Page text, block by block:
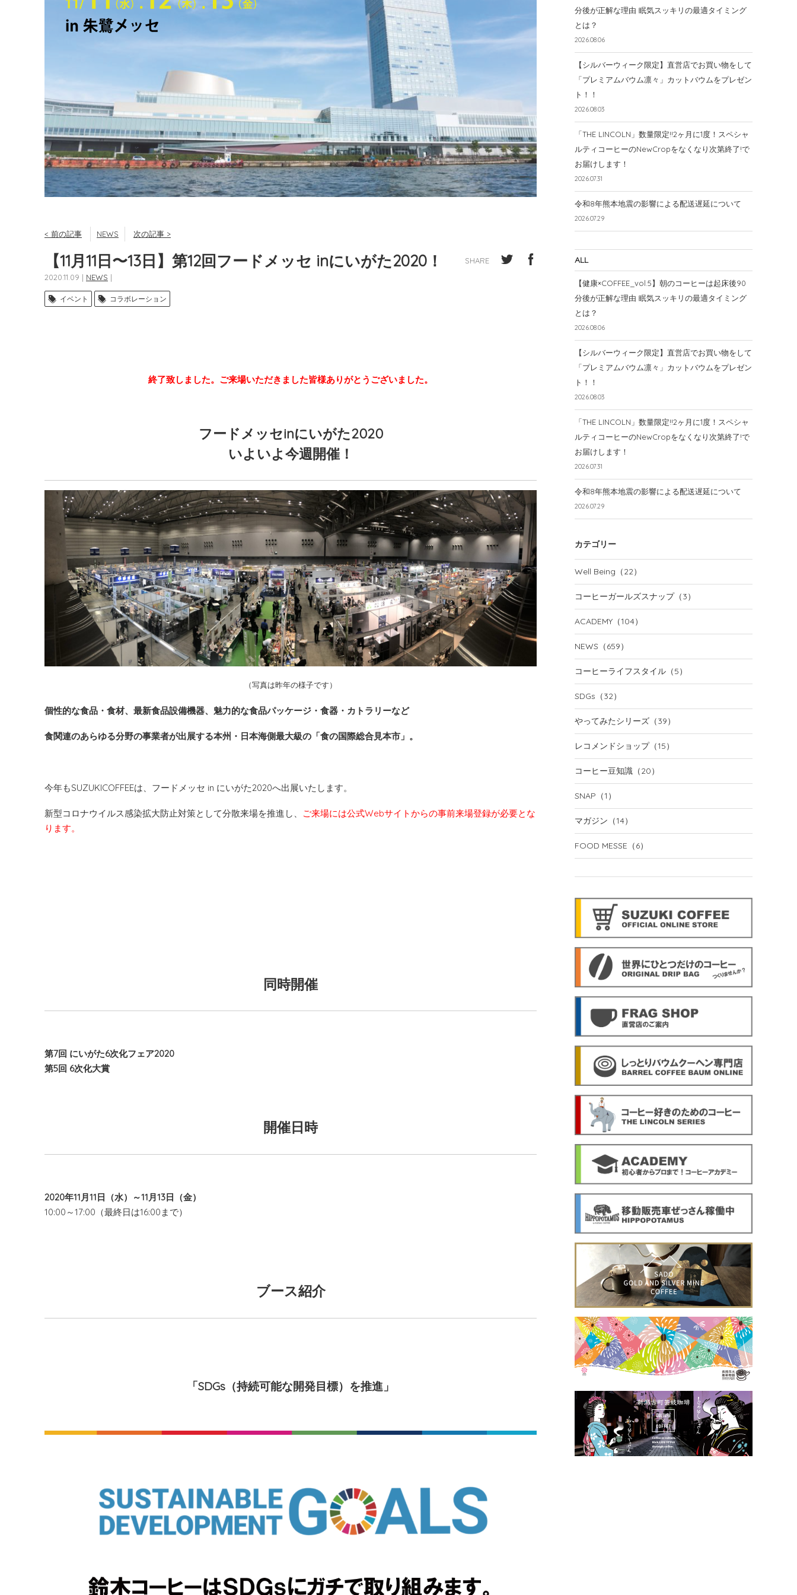
< 前の記事 NEWS 次の記事 >
【11月11日〜13日】第12回フードメッセ inにいがた2020！
2020.11.09 | NEWS |
SHARE
イベント コラボレーション
終了致しました。ご来場いただきました皆様ありがとうございました。
フードメッセinにいがた2020
いよいよ今週開催！
（写真は昨年の様子です）
個性的な食品・食材、最新食品設備機器、魅力的な食品パッケージ・食器・カトラリーなど
食関連のあらゆる分野の事業者が出展する本州・日本海側最大級の「食の国際総合見本市」。
今年もSUZUKICOFFEEは、フードメッセ in にいがた2020へ出展いたします。
新型コロナウイルス感染拡大防止対策として分散来場を推進し、
ご来場には公式Webサイトからの事前来場登録が必要とな
ります。
同時開催
第7回 にいがた6次化フェア2020
第5回 6次化大賞
開催日時
2020年11月11日（水）～11月13日（金）
10:00～17:00（最終日は16:00まで）
ブース紹介
「SDGs（持続可能な開発目標）を推進」
分後が正解な理由 眠気スッキリの最適タイミング
とは？
2026.08.06
【シルバーウィーク限定】直営店でお買い物をして
「プレミアムバウム凛々」カットバウムをプレゼン
ト！！
2026.08.03
「THE LINCOLN」数量限定!!2ヶ月に1度！スペシャ
ルティコーヒーのNewCropをなくなり次第終了!で
お届けします！
2026.07.31
令和8年熊本地震の影響による配送遅延について
2026.07.29
ALL
【健康×COFFEE_vol.5】朝のコーヒーは起床後90
分後が正解な理由 眠気スッキリの最適タイミング
とは？
2026.08.06
【シルバーウィーク限定】直営店でお買い物をして
「プレミアムバウム凛々」カットバウムをプレゼン
ト！！
2026.08.03
「THE LINCOLN」数量限定!!2ヶ月に1度！スペシャ
ルティコーヒーのNewCropをなくなり次第終了!で
お届けします！
2026.07.31
令和8年熊本地震の影響による配送遅延について
2026.07.29
カテゴリー
Well Being （22）
コーヒーガールズスナップ（3）
ACADEMY （104）
NEWS （659）
コーヒーライフスタイル （5）
SDGs （32）
やってみたシリーズ （39）
レコメンドショップ（15）
コーヒー豆知識 （20）
SNAP （1）
マガジン （14）
FOOD MESSE （6）